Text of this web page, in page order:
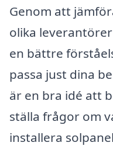
Genom att
olika
en bättre
passa just dina
är en bra idé att
ställa frågor om
installera